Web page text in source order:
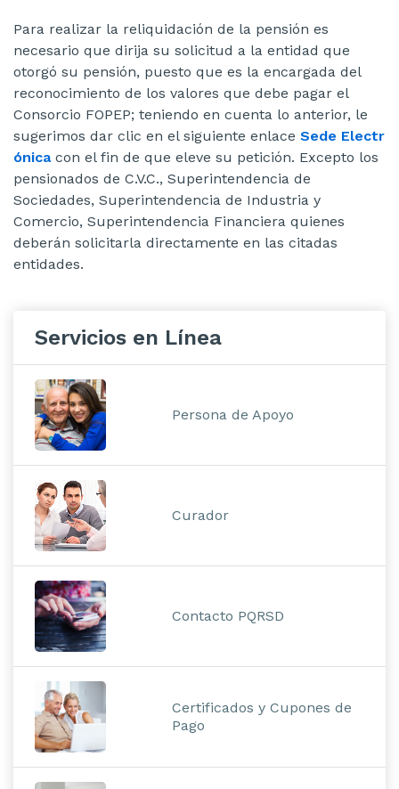
Servicios en Línea
Persona de Apoyo
Curador
Contacto PQRSD
Certificados y Cupones de
Pago
Para realizar la reliquidación de la pensión es
necesario que dirija su solicitud a la entidad que
otorgó su pensión, puesto que es la encargada del
reconocimiento de los valores que debe pagar el
Consorcio FOPEP; teniendo en cuenta lo anterior, le
sugerimos dar clic en el siguiente enlace Sede Electr
ónicacon el fin de que eleve su petición. Excepto los
pensionados de C.V.C., Superintendencia de
Sociedades, Superintendencia de Industria y
Comercio, Superintendencia Financiera quienes
deberán solicitarla directamente en las citadas
entidades.